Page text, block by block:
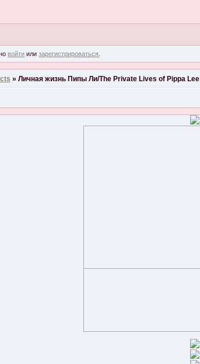
войти илизарегистрироваться
» Личная жизнь Пипы Ли/The Private Lives of Pippa Lee